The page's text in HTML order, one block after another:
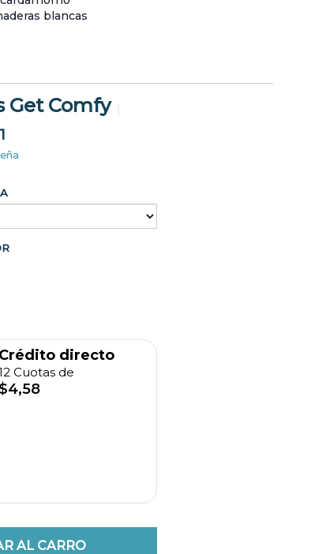
blancas
Get Comfy
Crédito directo
Cuotas de
$4,58
AL CARRO